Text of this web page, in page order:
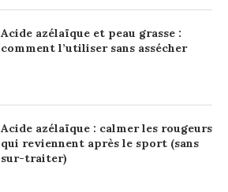
Acide azélaïque et peau grasse :
comment l’utiliser sans assécher
Acide azélaïque : calmer les rougeurs
qui reviennent après le sport (sans
sur-traiter)